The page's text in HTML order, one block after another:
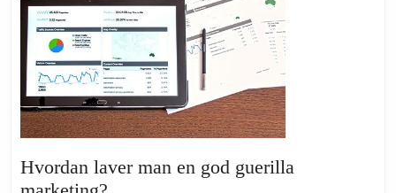
Hvordan laver man en god guerilla